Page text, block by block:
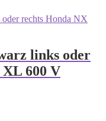
links oder
XL 600 V